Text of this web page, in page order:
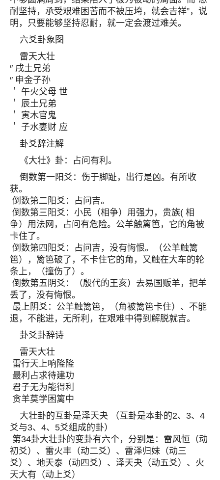
耐坚持，承受艰难困苦而不被压垮，就会吉祥”，说
明，只要能够坚持忍耐，就一定会渡过难关。
六爻卦象图
雷天大壮
″ 戌土兄弟
″ 申金子孙
＇ 午火父母 世
＇ 辰土兄弟
＇ 寅木官鬼
＇ 子水妻财 应
卦爻辞注解
《大壮》卦：占问有利。
倒数第一阳爻：伤于脚趾，出行是凶。有所收
获。
倒数第二阳爻：占问吉。
倒数第三阳爻：小民（相争）用强力，贵族( 相
争）用法网，占问有危险。公羊触篱笆，它的角被
卡住了。
倒数第四阳爻：占问吉，没有悔恨。（公羊触篱
笆），篱笆破了，不卡住它的角，又触在大车的轮
条上，（撞伤了）。
倒数第五阴爻：（殷代的王亥）去易国贩羊，把羊
丢了，没有悔恨。
最上阴爻：公羊触篱笆，（角被篱笆卡住）、不能
退，不能进，无所利，在艰难中得到解脱就吉。
卦爻卦辞诗
雷天大壮
雷行天上响隆隆
最利占求待建功
君子无为能得利
贪羊莫学困篱中
大壮卦的互卦是泽天夬 （互卦是本卦的2、3、4
爻与3、4、5爻组成的卦）
第34卦大壮卦的变卦有六个，分别是：雷风恒（动
初爻）、雷火丰（动二爻）、雷泽归妹（动三
爻）、地天泰（动四爻）、泽天夬（动五爻）、火
天大有（动上爻）